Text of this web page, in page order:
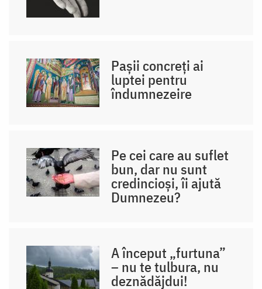
Pașii concreți ai
luptei pentru
îndumnezeire
Pe cei care au suflet
bun, dar nu sunt
credincioși, îi ajută
Dumnezeu?
A început „furtuna”
– nu te tulbura, nu
deznădăjdui!